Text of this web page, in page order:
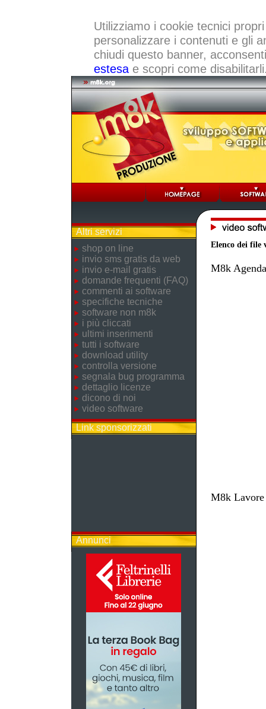
Utilizziamo i cookie tecnici
personalizzare i contenuti e gli
chiudi questo banner,
estesae scopri come
Altri servizi
shop on line
invio sms gratis da web
invio e-mail gratis
domande frequenti (FAQ)
commenti ai software
specifiche tecniche
software non m8k
i più cliccati
ultimi inserimenti
tutti i software
download utility
controlla versione
segnala bug programma
dettaglio licenze
dicono di noi
video software
Link sponsorizzati
Annunci
Elenco dei file
M8k
M8k